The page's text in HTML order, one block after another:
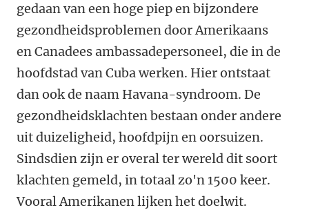
gedaan van een hoge piep en bijzondere
gezondheidsproblemen door Amerikaans
en Canadees ambassadepersoneel, die in de
hoofdstad van Cuba werken. Hier ontstaat
dan ook de naam Havana-syndroom. De
gezondheidsklachten bestaan onder andere
uit duizeligheid, hoofdpijn en oorsuizen.
Sindsdien zijn er overal ter wereld dit soort
klachten gemeld, in totaal zo'n 1500 keer.
Vooral Amerikanen lijken het doelwit.